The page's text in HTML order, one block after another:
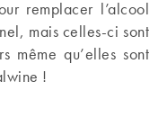
remplacer l’alcool
mais celles-ci sont
même qu’elles sont
!